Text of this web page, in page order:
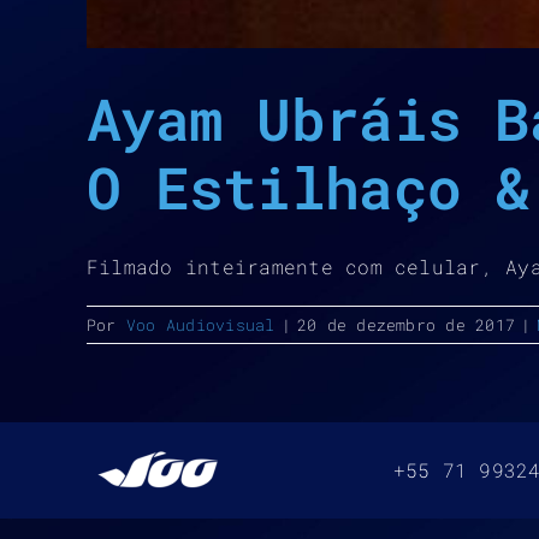
Ayam Ubráis
O Estilhaço
Filmado inteiramente com celular,
Por Voo Audiovisual | 20 de dezembro de 2017 |
+55 71